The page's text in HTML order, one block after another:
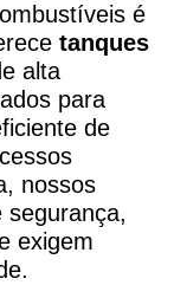
é
tanques
alta
para
de
nossos
segurança,
exigem